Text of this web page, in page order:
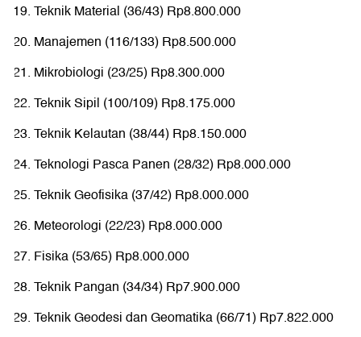
Teknik Material (36/43) Rp8.800.000
Manajemen (116/133) Rp8.500.000
Mikrobiologi (23/25) Rp8.300.000
Teknik Sipil (100/109) Rp8.175.000
Teknik Kelautan (38/44) Rp8.150.000
Teknologi Pasca Panen (28/32) Rp8.000.000
Teknik Geofisika (37/42) Rp8.000.000
Meteorologi (22/23) Rp8.000.000
Fisika (53/65) Rp8.000.000
Teknik Pangan (34/34) Rp7.900.000
Teknik Geodesi dan Geomatika (66/71) Rp7.822.000